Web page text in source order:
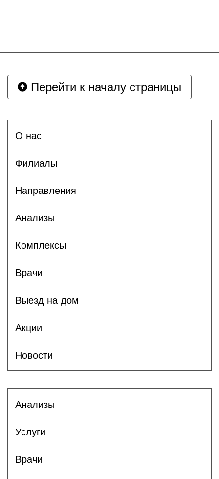
Перейти к началу страницы
О нас
Филиалы
Направления
Анализы
Комплексы
Врачи
Выезд на дом
Акции
Новости
Анализы
Услуги
Врачи